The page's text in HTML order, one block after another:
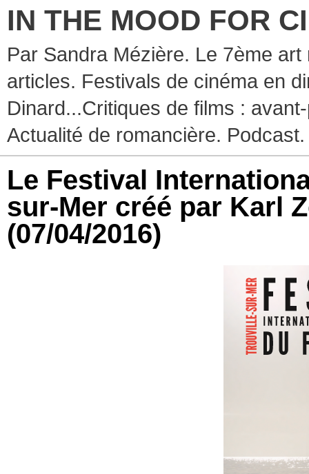
IN THE MOOD FOR
Par Sandra Mézière. Le 7ème
articles. Festivals de cinéma en
Dinard...Critiques de films :
Actualité de romancière. Podcast.
Le Festival
sur-Mer créé par Karl
(07/04/2016)